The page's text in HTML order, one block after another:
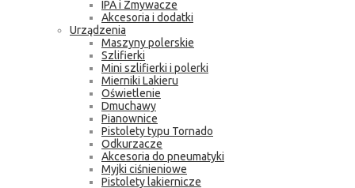
IPA i Zmywacze
Akcesoria i dodatki
Urządzenia
Maszyny polerskie
Szlifierki
Mini szlifierki i polerki
Mierniki Lakieru
Oświetlenie
Dmuchawy
Pianownice
Pistolety typu Tornado
Odkurzacze
Akcesoria do pneumatyki
Myjki ciśnieniowe
Pistolety lakiernicze